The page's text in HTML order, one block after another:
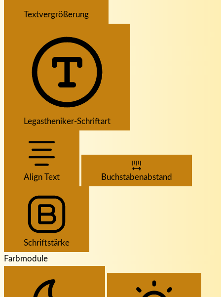
Textvergrößerung
Legastheniker-Schriftart
Align Text Buchstabenabstand
Schriftstärke
Farbmodule